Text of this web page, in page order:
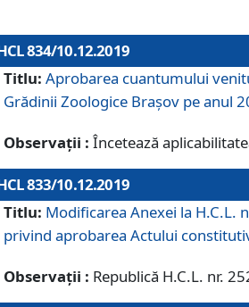
834/10.12.2019
Titlu: Aprobarea cuantumului
Grădinii Zoologice Braşov pe anul
Observații : Încetează
833/10.12.2019
Titlu: Modificarea Anexei la H.C.L.
privind aprobarea Actului constitutiv
Observații : Republică H.C.L. nr.